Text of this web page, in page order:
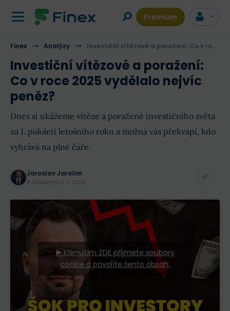
Premium
Finex Analýzy Investiční vítězové a poražení: Co v roce 2025 vydělalo nejvíc peněz?
Investiční vítězové a poražení:
Co v roce 2025 vydělalo nejvíc
peněz?
Dnes si ukážeme vítěze a poražené investičního světa
za 1. pololetí letošního roku a možná vás překvapí, kdo
vyhrává na plné čáře.
Jaroslav Jarolím
Publikováno 3. 7. 2025
▶️ Kliknutím ZDE přijmete soubory
cookie a povolíte tento obsah.